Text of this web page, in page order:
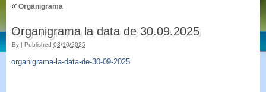
«Organigrama
Organigrama la data de 30.09.2025
By | Published 03/10/2025
organigrama-la-data-de-30-09-2025